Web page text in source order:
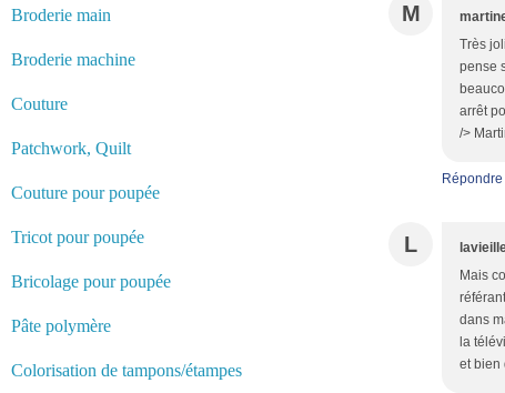
Broderie main
Broderie machine
Couture
Patchwork, Quilt
Couture pour poupée
Tricot pour poupée
Bricolage pour poupée
Pâte polymère
Colorisation de tampons/étampes
M
Très
pense
arrêt
/>
Répondre
L
Mais
dans
la
et bien